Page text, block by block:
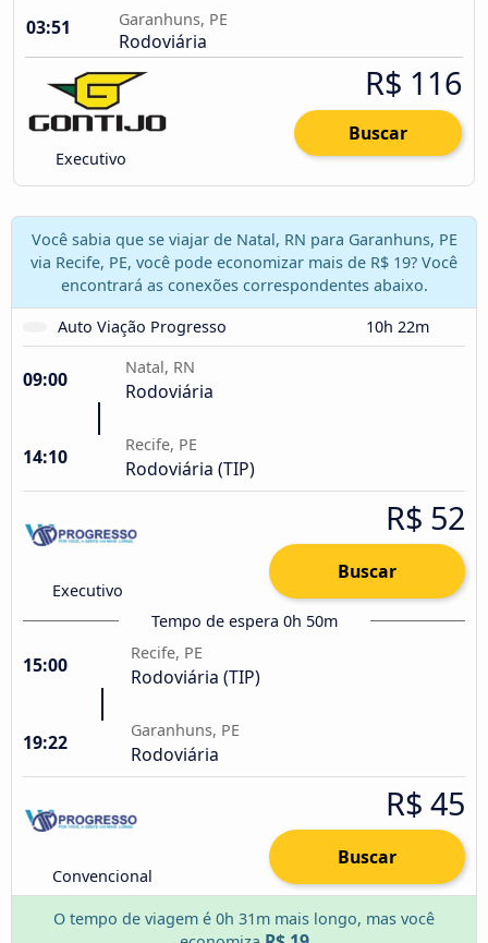
03:51
Garanhuns, PE
Rodoviária
Executivo
R$ 116
Buscar
Você sabia que se viajar de Natal, RN para Garanhuns, PE
via Recife, PE, você pode economizar mais de R$ 19? Você
encontrará as conexões correspondentes abaixo.
Auto Viação Progresso
10h 22m
09:00
Natal, RN
Rodoviária
14:10
Recife, PE
Rodoviária (TIP)
Executivo
R$ 52
Buscar
Tempo de espera 0h 50m
15:00
Recife, PE
Rodoviária (TIP)
19:22
Garanhuns, PE
Rodoviária
Convencional
R$ 45
Buscar
O tempo de viagem é 0h 31m mais longo, mas você